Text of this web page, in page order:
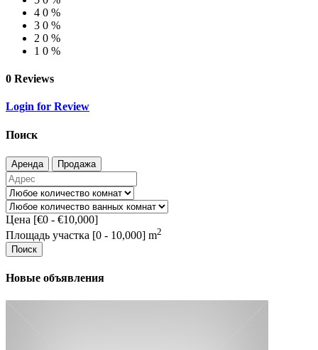
4 0 %
3 0 %
2 0 %
1 0 %
0 Reviews
Login for Review
Поиск
Аренда Продажа
Цена [€0 - €10,000]
Площадь участка [0 - 10,000] m2
Поиск
Новые объявления